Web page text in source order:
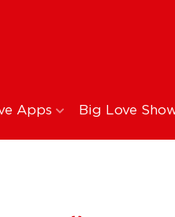
Apps Big Love